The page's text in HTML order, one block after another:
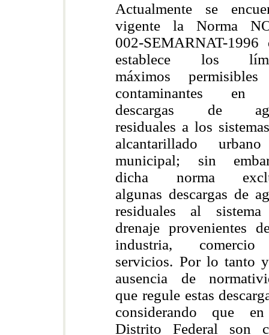
Actualmente se
vigente la Norma
002-SEMARNAT-1996
establece los
máximos
contaminantes en
descargas de
residuales a los
alcantarillado
municipal; sin
dicha norma
algunas descargas de
residuales al
drenaje provenientes
industria,
servicios. Por lo tanto
ausencia de
que regule estas
considerando que
Distrito Federal son